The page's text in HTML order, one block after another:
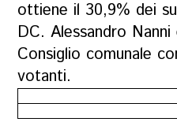
ottiene il 30,9% dei
DC. Alessandro
Consiglio comunale
votanti.